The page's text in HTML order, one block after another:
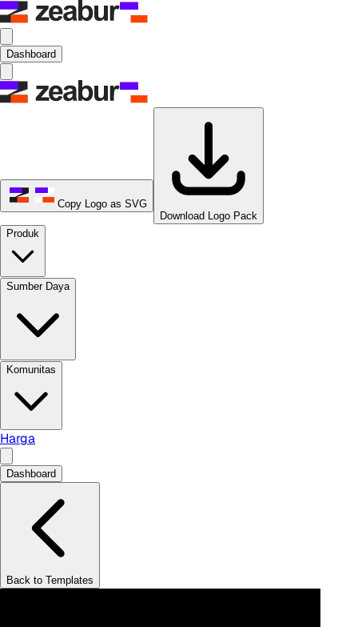
Dashboard
Copy Logo as SVG
Download Logo Pack
Produk
Sumber Daya
Komunitas
Harga
Dashboard
Back to Templates